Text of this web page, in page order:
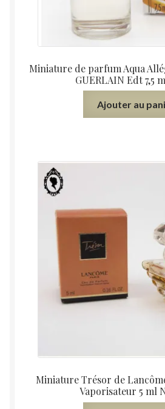
Miniature de parfum Aqua
GUERLAIN Edt 7,5
Ajouter au
Miniature Trésor de
Vaporisateur 5 ml